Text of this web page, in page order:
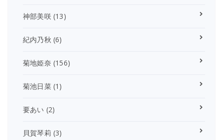
神部美咲(13)
紀内乃秋 (6)
菊地姫奈 (156)
菊池日菜(1)
要あい (2)
貝賀琴莉 (3)